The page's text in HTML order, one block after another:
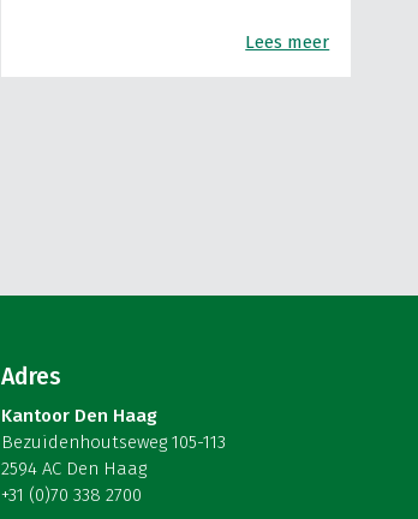
Lees meer
Adres
Kantoor Den Haag
Bezuidenhoutseweg 105-113
2594 AC Den Haag
+31 (0)70 338 2700